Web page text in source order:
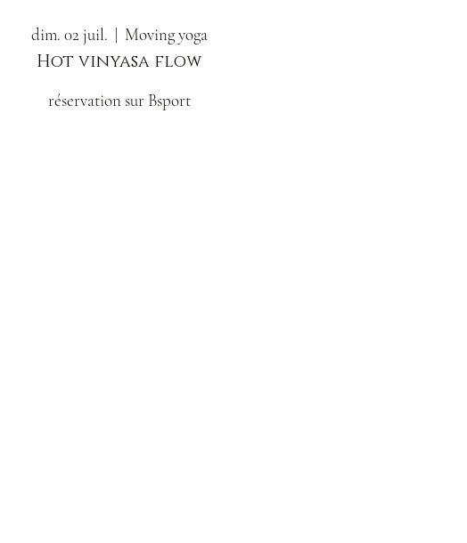
dim. 02 juil.
  |
Moving yoga
Hot vinyasa flow
réservation sur Bsport